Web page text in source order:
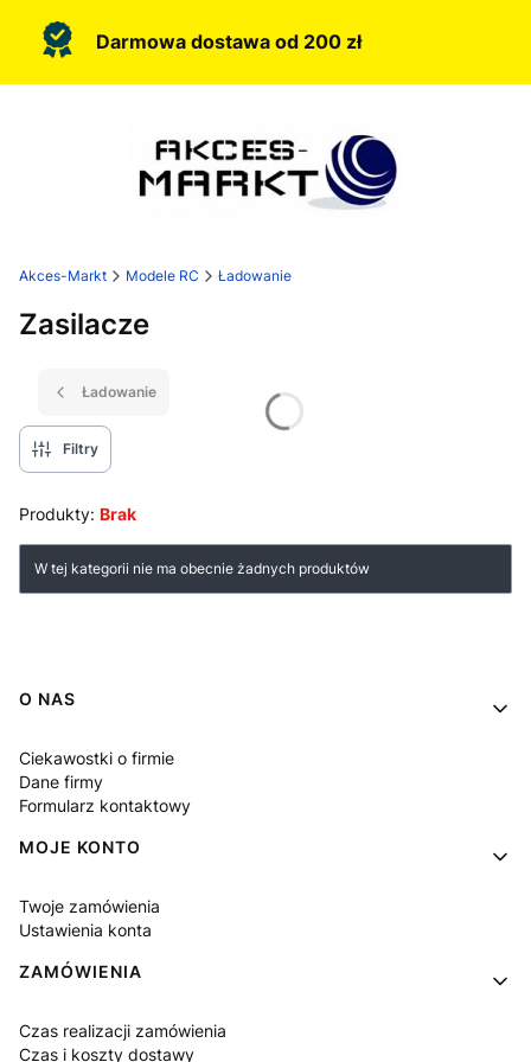
Darmowa dostawa od 200 zł
Akces-Markt Modele RC Ładowanie
Zasilacze
Ładowanie
Filtry
Produkty: Brak
Lista produktów
W tej kategorii nie ma obecnie żadnych produktów
Linki w stopce
O NAS
Ciekawostki o firmie
Dane firmy
Formularz kontaktowy
MOJE KONTO
Twoje zamówienia
Ustawienia konta
ZAMÓWIENIA
Czas realizacji zamówienia
Czas i koszty dostawy